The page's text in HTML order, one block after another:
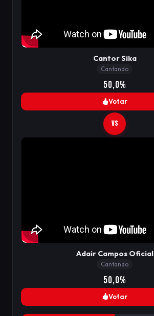
Cantor Sika
Cantando
50,0%
Votar
VS
Adair Campos Oficial
Cantando
50,0%
Votar